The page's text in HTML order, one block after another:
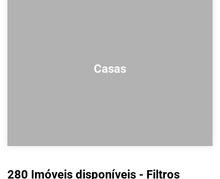
Casas
280 Imóveis disponíveis - Filtros